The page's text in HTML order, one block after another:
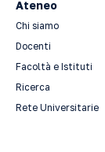
Ateneo
Chi siamo
Docenti
Facoltà e Istituti
Ricerca
Rete Universitarie